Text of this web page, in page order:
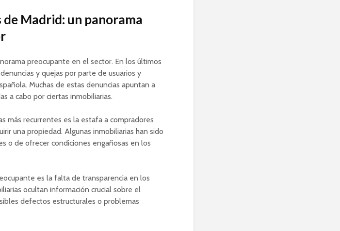
Madrid: un panorama
preocupante en el sector. En los últimos
y quejas por parte de usuarios y
Muchas de estas denuncias apuntan a
a cabo por ciertas inmobiliarias.
más recurrentes es la estafa a compradores
una propiedad. Algunas inmobiliarias han sido
o de ofrecer condiciones engañosas en los
es la falta de transparencia en los
ocultan información crucial sobre el
defectos estructurales o problemas